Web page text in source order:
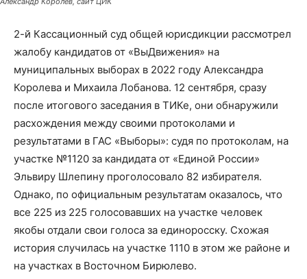
2-й Кассационный суд общей юрисдикции рассмотрел
жалобу кандидатов от «ВыДвижения» на
муниципальных выборах в 2022 году Александра
Королева и Михаила Лобанова. 12 сентября, сразу
после итогового заседания в ТИКе, они обнаружили
расхождения между своими протоколами и
результатами в ГАС «Выборы»: судя по протоколам, на
участке №1120 за кандидата от «Единой России»
Эльвиру Шлепину проголосовало 82 избирателя.
Однако, по официальным результатам оказалось, что
все 225 из 225 голосовавших на участке человек
якобы отдали свои голоса за единоросску. Схожая
история случилась на участке 1110 в этом же районе и
на участках в Восточном Бирюлево.